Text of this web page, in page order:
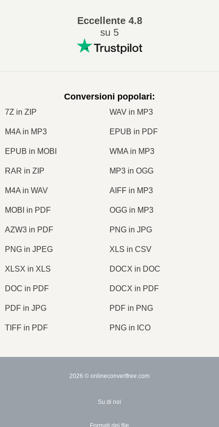
Eccellente4.8
su 5
Conversioni popolari:
7Z in ZIP WAV in MP3
M4A in MP3 EPUB in PDF
EPUB in MOBI WMA in MP3
RAR in ZIP MP3 in OGG
M4A in WAV AIFF in MP3
MOBI in PDF OGG in MP3
AZW3 in PDF PNG in JPG
PNG in JPEG XLS in CSV
XLSX in XLS DOCX in DOC
DOC in PDF DOCX in PDF
PDF in JPG PDF in PNG
TIFF in PDF PNG in ICO
2026 © onlineconvertfree.com
Su di noi